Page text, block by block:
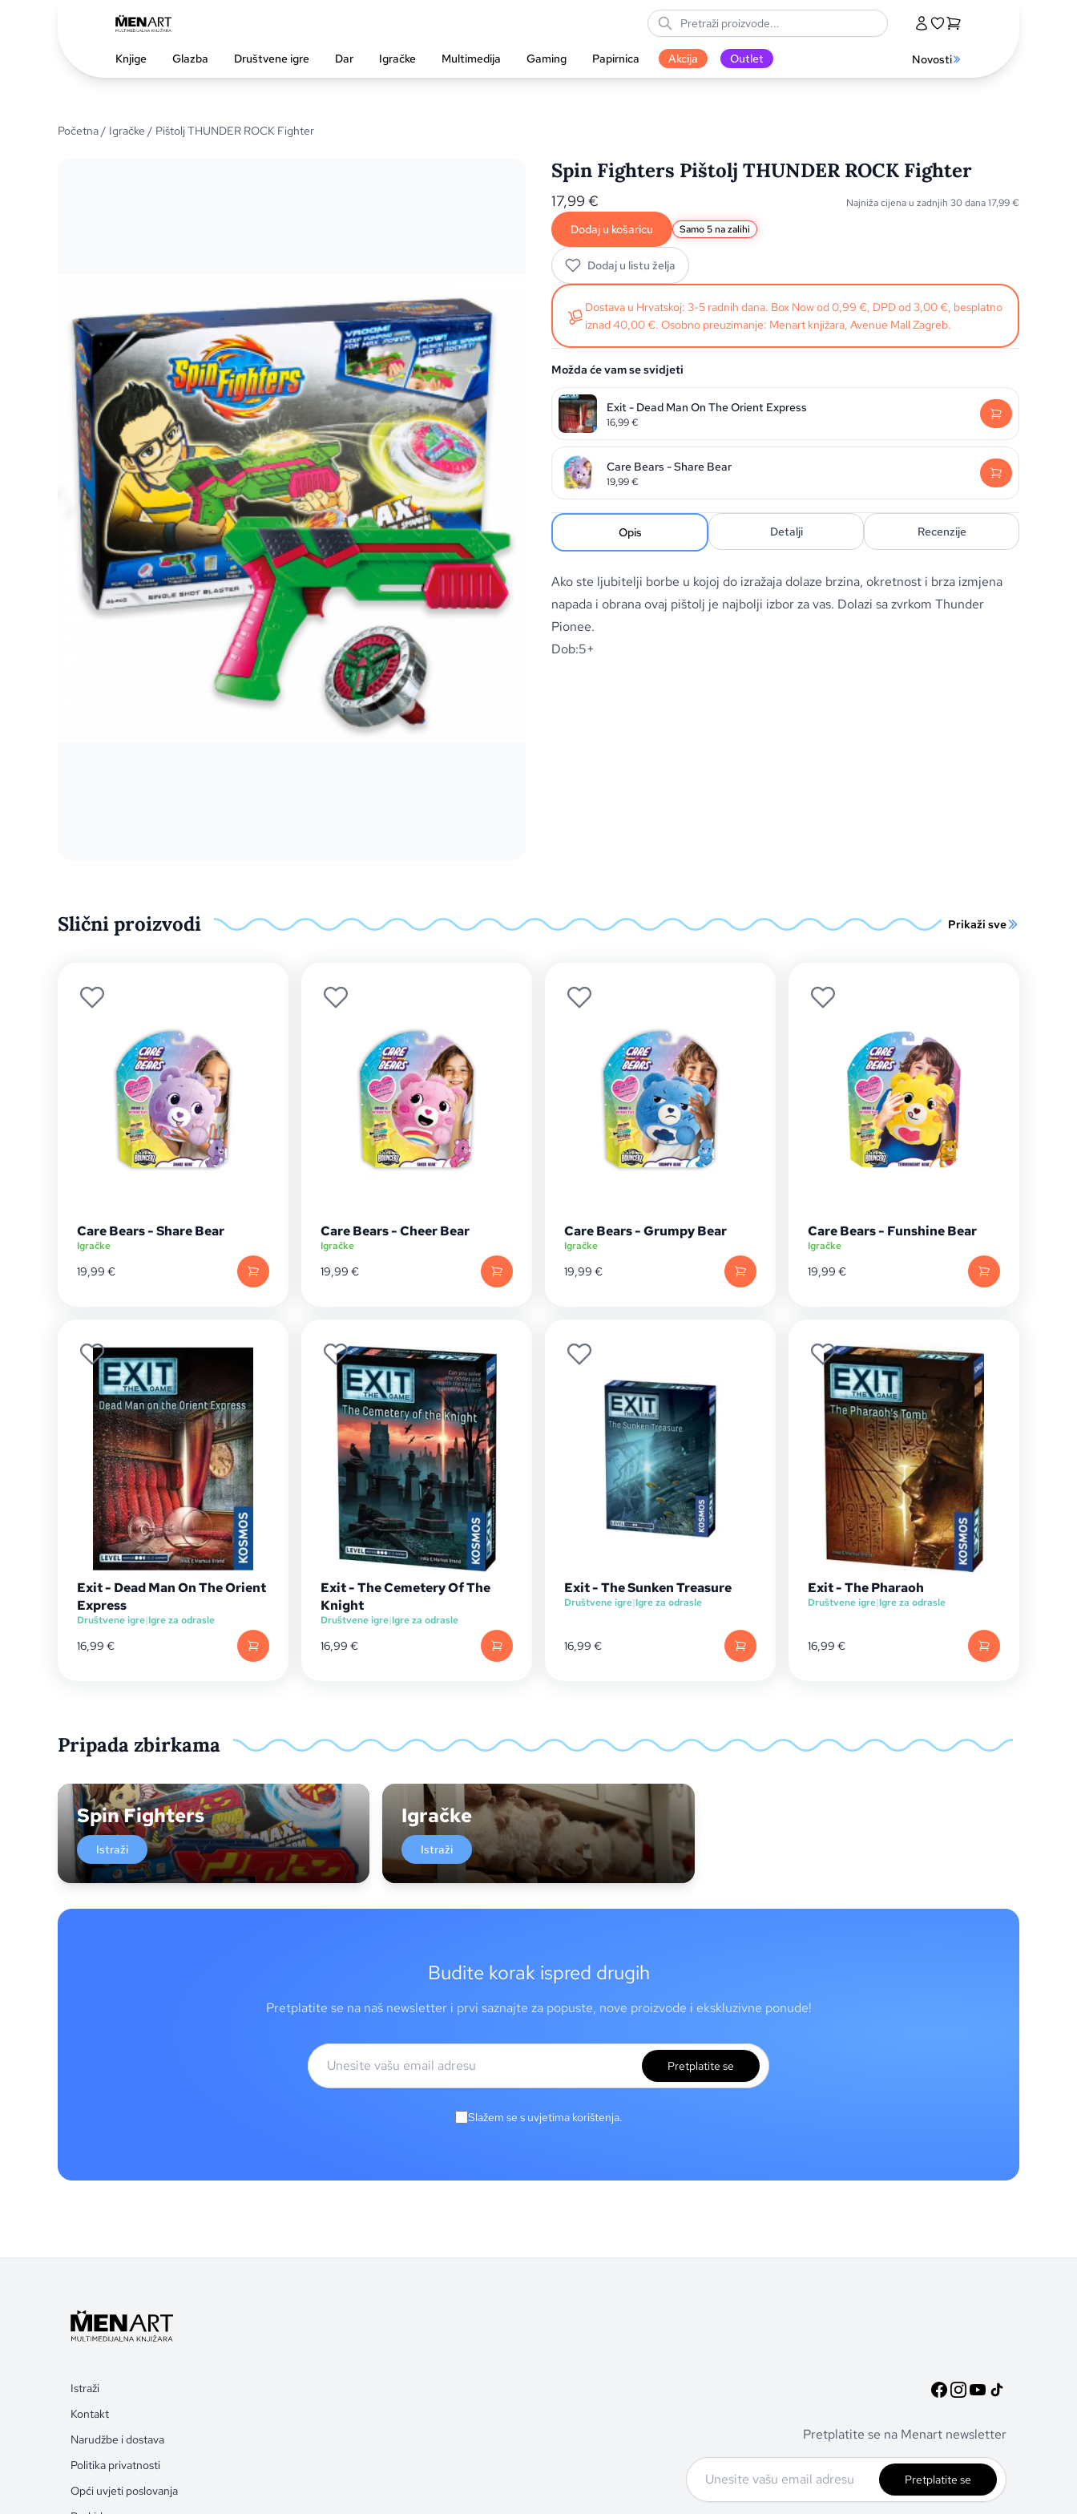
Knjige Glazba Društvene igre Dar Igračke Multimedija Gaming Papirnica Akcija Outlet Novosti
Početna/ Igračke / Pištolj THUNDER ROCK Fighter
Spin Fighters Pištolj THUNDER ROCK Fighter
17,99 € Najniža cijena u zadnjih 30 dana17,99€
Dodaj u košaricu Samo 5 na zalihi
Dodaj u listu želja
Dostava u Hrvatskoj: 3-5 radnih dana. Box Now od 0,99 €, DPD od 3,00 €, besplatno
iznad 40,00 €. Osobno preuzimanje: Menart knjižara, Avenue Mall Zagreb.
Možda će vam se svidjeti
Exit - Dead Man On The Orient Express
16,99€
Care Bears - Share Bear
19,99€
Opis Detalji Recenzije
Ako ste ljubitelji borbe u kojoj do izražaja dolaze brzina, okretnost i brza izmjena
napada i obrana ovaj pištolj je najbolji izbor za vas. Dolazi sa zvrkom Thunder
Pionee.
Dob:5+
Slični proizvodi Prikaži sve
Care Bears - Share Bear
Igračke
19,99 €
Care Bears - Cheer Bear
Igračke
19,99 €
Care Bears - Grumpy Bear
Igračke
19,99 €
Care Bears - Funshine Bear
Igračke
19,99 €
Exit - Dead Man On The Orient
Express
Društvene igre|Igre za odrasle
16,99 €
Exit - The Cemetery Of The
Knight
Društvene igre|Igre za odrasle
16,99 €
Exit - The Sunken Treasure
Društvene igre|Igre za odrasle
16,99 €
Exit - The Pharaoh
Društvene igre|Igre za odrasle
16,99 €
Pripada zbirkama
Spin Fighters
Istraži
Igračke
Istraži
Budite korak ispred drugih
Pretplatite se na naš newsletter i prvi saznajte za popuste, nove proizvode i ekskluzivne ponude!
Pretplatite se
Slažem se s uvjetima korištenja.
Istraži
Kontakt
Narudžbe i dostava
Politika privatnosti
Opći uvjeti poslovanja
Pretplatite se na Menart newsletter
Pretplatite se